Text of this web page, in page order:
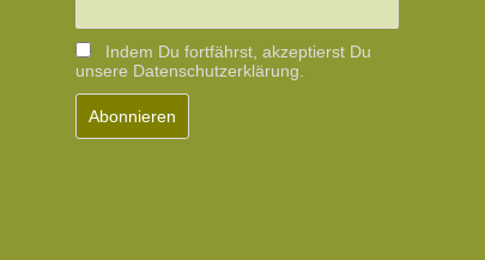
Indem Du fortfährst, akzeptierst Du
unsere Datenschutzerklärung.